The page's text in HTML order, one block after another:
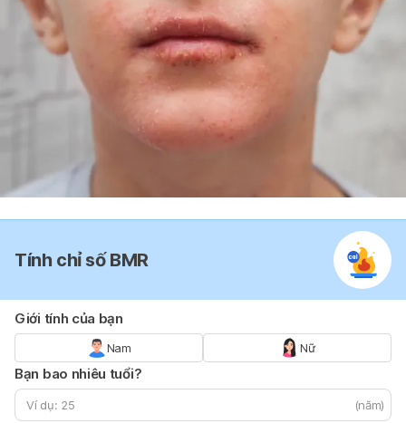
Tính chỉ số BMR
Giới tính của bạn
Nam Nữ
Bạn bao nhiêu tuổi?
(năm)